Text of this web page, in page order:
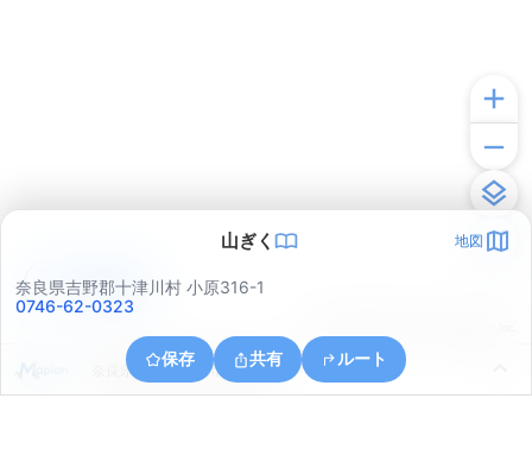
山ぎく 地図
奈良県吉野郡十津川村 小原316-1
0746-62-0323
保存 共有 ルート
奈良県吉野郡十津川村那知合
アプリで見る